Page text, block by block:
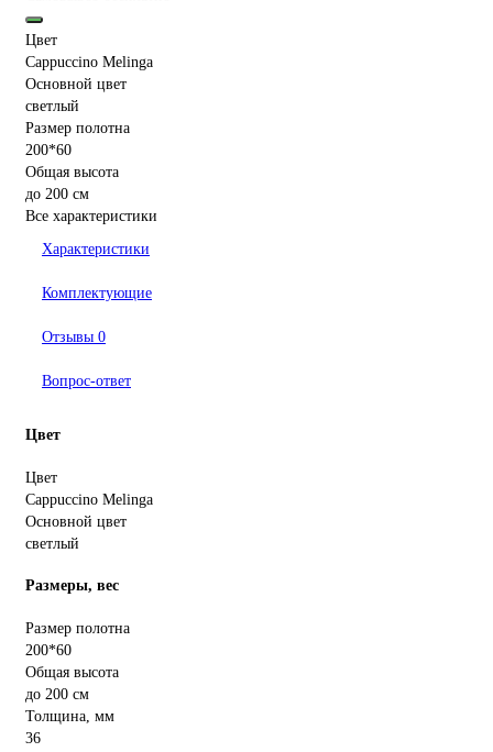
Цвет
Cappuccino Melinga
Основной цвет
светлый
Размер полотна
200*60
Общая высота
до 200 см
Все характеристики
Характеристики
Комплектующие
Отзывы 0
Вопрос-ответ
Цвет
Цвет
Cappuccino Melinga
Основной цвет
светлый
Размеры, вес
Размер полотна
200*60
Общая высота
до 200 см
Толщина, мм
36